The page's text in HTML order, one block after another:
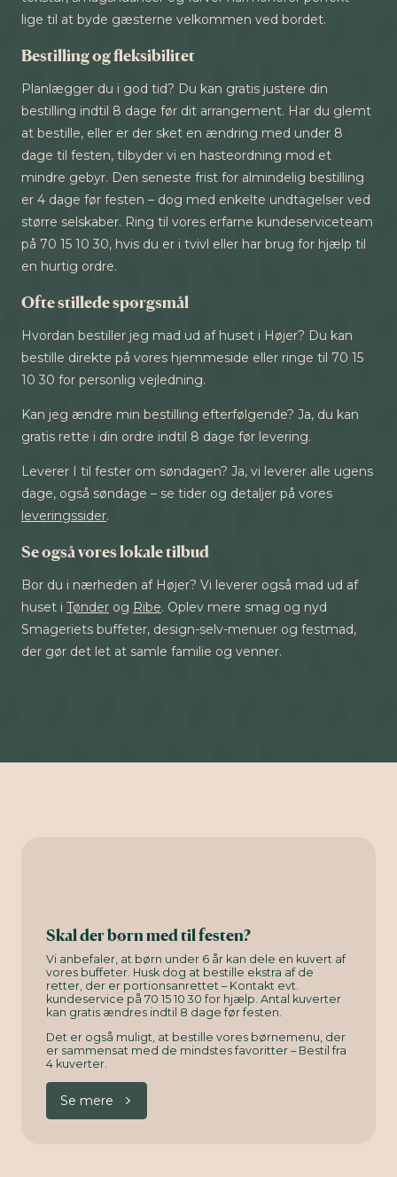
lige til at byde gæsterne velkommen ved bordet.
Bestilling og fleksibilitet
Planlægger du i god tid? Du kan gratis justere din
bestilling indtil 8 dage før dit arrangement. Har du glemt
at bestille, eller er der sket en ændring med under 8
dage til festen, tilbyder vi en hasteordning mod et
mindre gebyr. Den seneste frist for almindelig bestilling
er 4 dage før festen – dog med enkelte undtagelser ved
større selskaber. Ring til vores erfarne kundeserviceteam
på 70 15 10 30, hvis du er i tvivl eller har brug for hjælp til
en hurtig ordre.
Ofte stillede spørgsmål
Hvordan bestiller jeg mad ud af huset i Højer? Du kan
bestille direkte på vores hjemmeside eller ringe til 70 15
10 30 for personlig vejledning.
Kan jeg ændre min bestilling efterfølgende? Ja, du kan
gratis rette i din ordre indtil 8 dage før levering.
Leverer I til fester om søndagen? Ja, vi leverer alle ugens
dage, også søndage – se tider og detaljer på vores
leveringssider.
Se også vores lokale tilbud
Bor du i nærheden af Højer? Vi leverer også mad ud af
huset i Tønder og Ribe. Oplev mere smag og nyd
Smageriets buffeter, design-selv-menuer og festmad,
der gør det let at samle familie og venner.
Skal der børn med til festen?
Vi anbefaler, at børn under 6 år kan dele en kuvert af
vores buffeter. Husk dog at bestille ekstra af de
retter, der er portionsanrettet – Kontakt evt.
kundeservice på 70 15 10 30 for hjælp. Antal kuverter
kan gratis ændres indtil 8 dage før festen.
Det er også muligt, at bestille vores børnemenu, der
er sammensat med de mindstes favoritter – Bestil fra
4 kuverter.
Se mere